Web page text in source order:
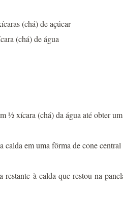
(chá) de açúcar
(chá) de água
½ xícara (chá) da água até obter
calda em uma fôrma de cone
restante à calda que restou na